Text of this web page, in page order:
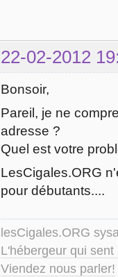
22-02-2012
Bonsoir,
Pareil, je ne
adresse ?
Quel est votre
LesCigales.ORG
pour débutants....
lesCigales.ORG
L'hébergeur qui
Viendez nous parler!